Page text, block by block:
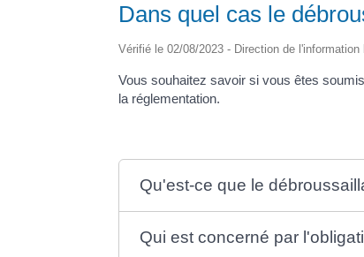
Dans quel cas le
Vérifié le 02/08/2023 - Direction de
Vous souhaitez savoir si vous êtes
la réglementation.
Qu'est-ce que le
Qui est concerné par